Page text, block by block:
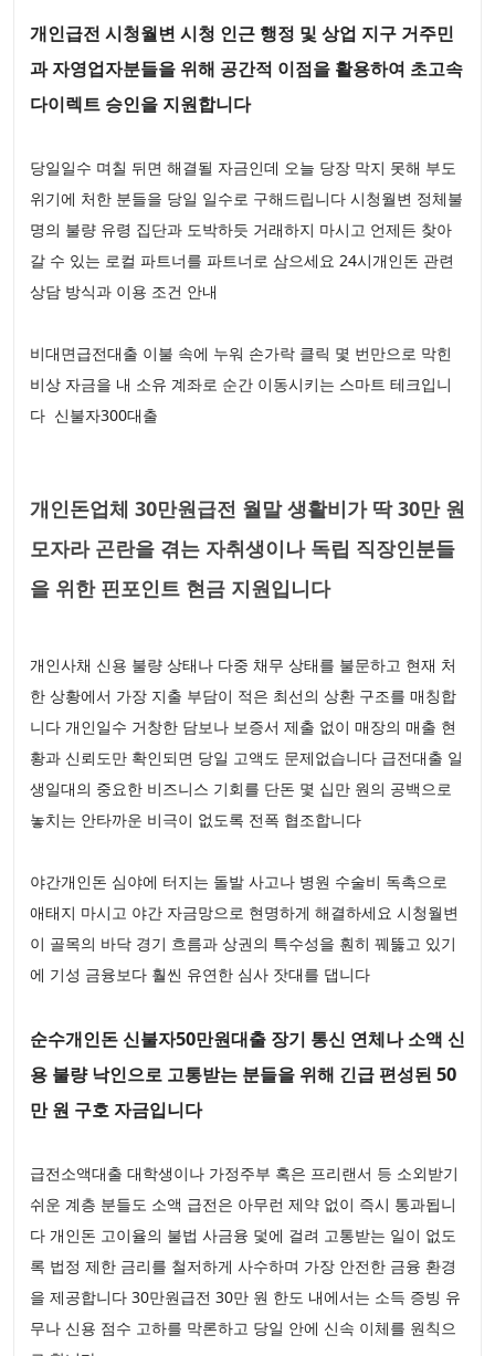
개인급전 시청월변 시청 인근 행정 및 상업 지구 거주민
과 자영업자분들을 위해 공간적 이점을 활용하여 초고속
다이렉트 승인을 지원합니다
당일일수 며칠 뒤면 해결될 자금인데 오늘 당장 막지 못해 부도
위기에 처한 분들을 당일 일수로 구해드립니다 시청월변 정체불
명의 불량 유령 집단과 도박하듯 거래하지 마시고 언제든 찾아
갈 수 있는 로컬 파트너를 파트너로 삼으세요 24시개인돈 관련
상담 방식과 이용 조건 안내
비대면급전대출 이불 속에 누워 손가락 클릭 몇 번만으로 막힌
비상 자금을 내 소유 계좌로 순간 이동시키는 스마트 테크입니
다 신불자300대출
개인돈업체 30만원급전 월말 생활비가 딱 30만 원
모자라 곤란을 겪는 자취생이나 독립 직장인분들
을 위한 핀포인트 현금 지원입니다
개인사채 신용 불량 상태나 다중 채무 상태를 불문하고 현재 처
한 상황에서 가장 지출 부담이 적은 최선의 상환 구조를 매칭합
니다 개인일수 거창한 담보나 보증서 제출 없이 매장의 매출 현
황과 신뢰도만 확인되면 당일 고액도 문제없습니다 급전대출 일
생일대의 중요한 비즈니스 기회를 단돈 몇 십만 원의 공백으로
놓치는 안타까운 비극이 없도록 전폭 협조합니다
야간개인돈 심야에 터지는 돌발 사고나 병원 수술비 독촉으로
애태지 마시고 야간 자금망으로 현명하게 해결하세요 시청월변
이 골목의 바닥 경기 흐름과 상권의 특수성을 훤히 꿰뚫고 있기
에 기성 금융보다 훨씬 유연한 심사 잣대를 댑니다
순수개인돈 신불자50만원대출 장기 통신 연체나 소액 신
용 불량 낙인으로 고통받는 분들을 위해 긴급 편성된 50
만 원 구호 자금입니다
급전소액대출 대학생이나 가정주부 혹은 프리랜서 등 소외받기
쉬운 계층 분들도 소액 급전은 아무런 제약 없이 즉시 통과됩니
다 개인돈 고이율의 불법 사금융 덫에 걸려 고통받는 일이 없도
록 법정 제한 금리를 철저하게 사수하며 가장 안전한 금융 환경
을 제공합니다 30만원급전 30만 원 한도 내에서는 소득 증빙 유
무나 신용 점수 고하를 막론하고 당일 안에 신속 이체를 원칙으